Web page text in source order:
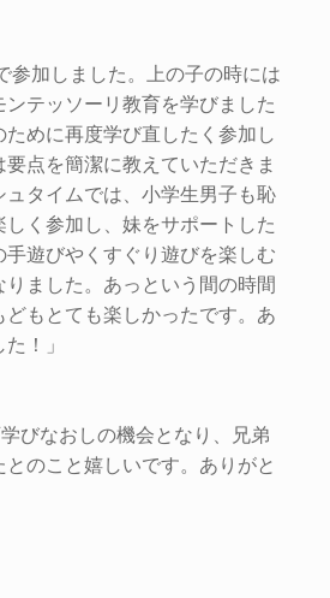
参加しました。上の子の時には
テッソーリ教育を学びました
めに再度学び直したく参加し
点を簡潔に教えていただきま
ュタイムでは、小学生男子も恥
く参加し、妹をサポートした
手遊びやくすぐり遊びを楽しむ
ました。あっという間の時間
もとても楽しかったです。あ
！」
びなおしの機会となり、兄弟
のこと嬉しいです。ありがと